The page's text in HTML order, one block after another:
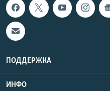
ПОДДЕРЖКА
ИНФО